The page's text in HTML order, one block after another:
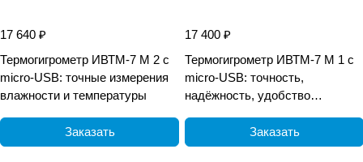
17 640 ₽
Термогигрометр ИВТМ-7 М 2 с
micro-USB: точные измерения
влажности и температуры
Заказать
17 400 ₽
Термогигрометр ИВТМ-7 М 1 с
micro-USB: точность,
надёжность, удобство
Заказать